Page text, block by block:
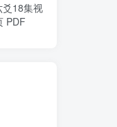
爻18集视
PDF